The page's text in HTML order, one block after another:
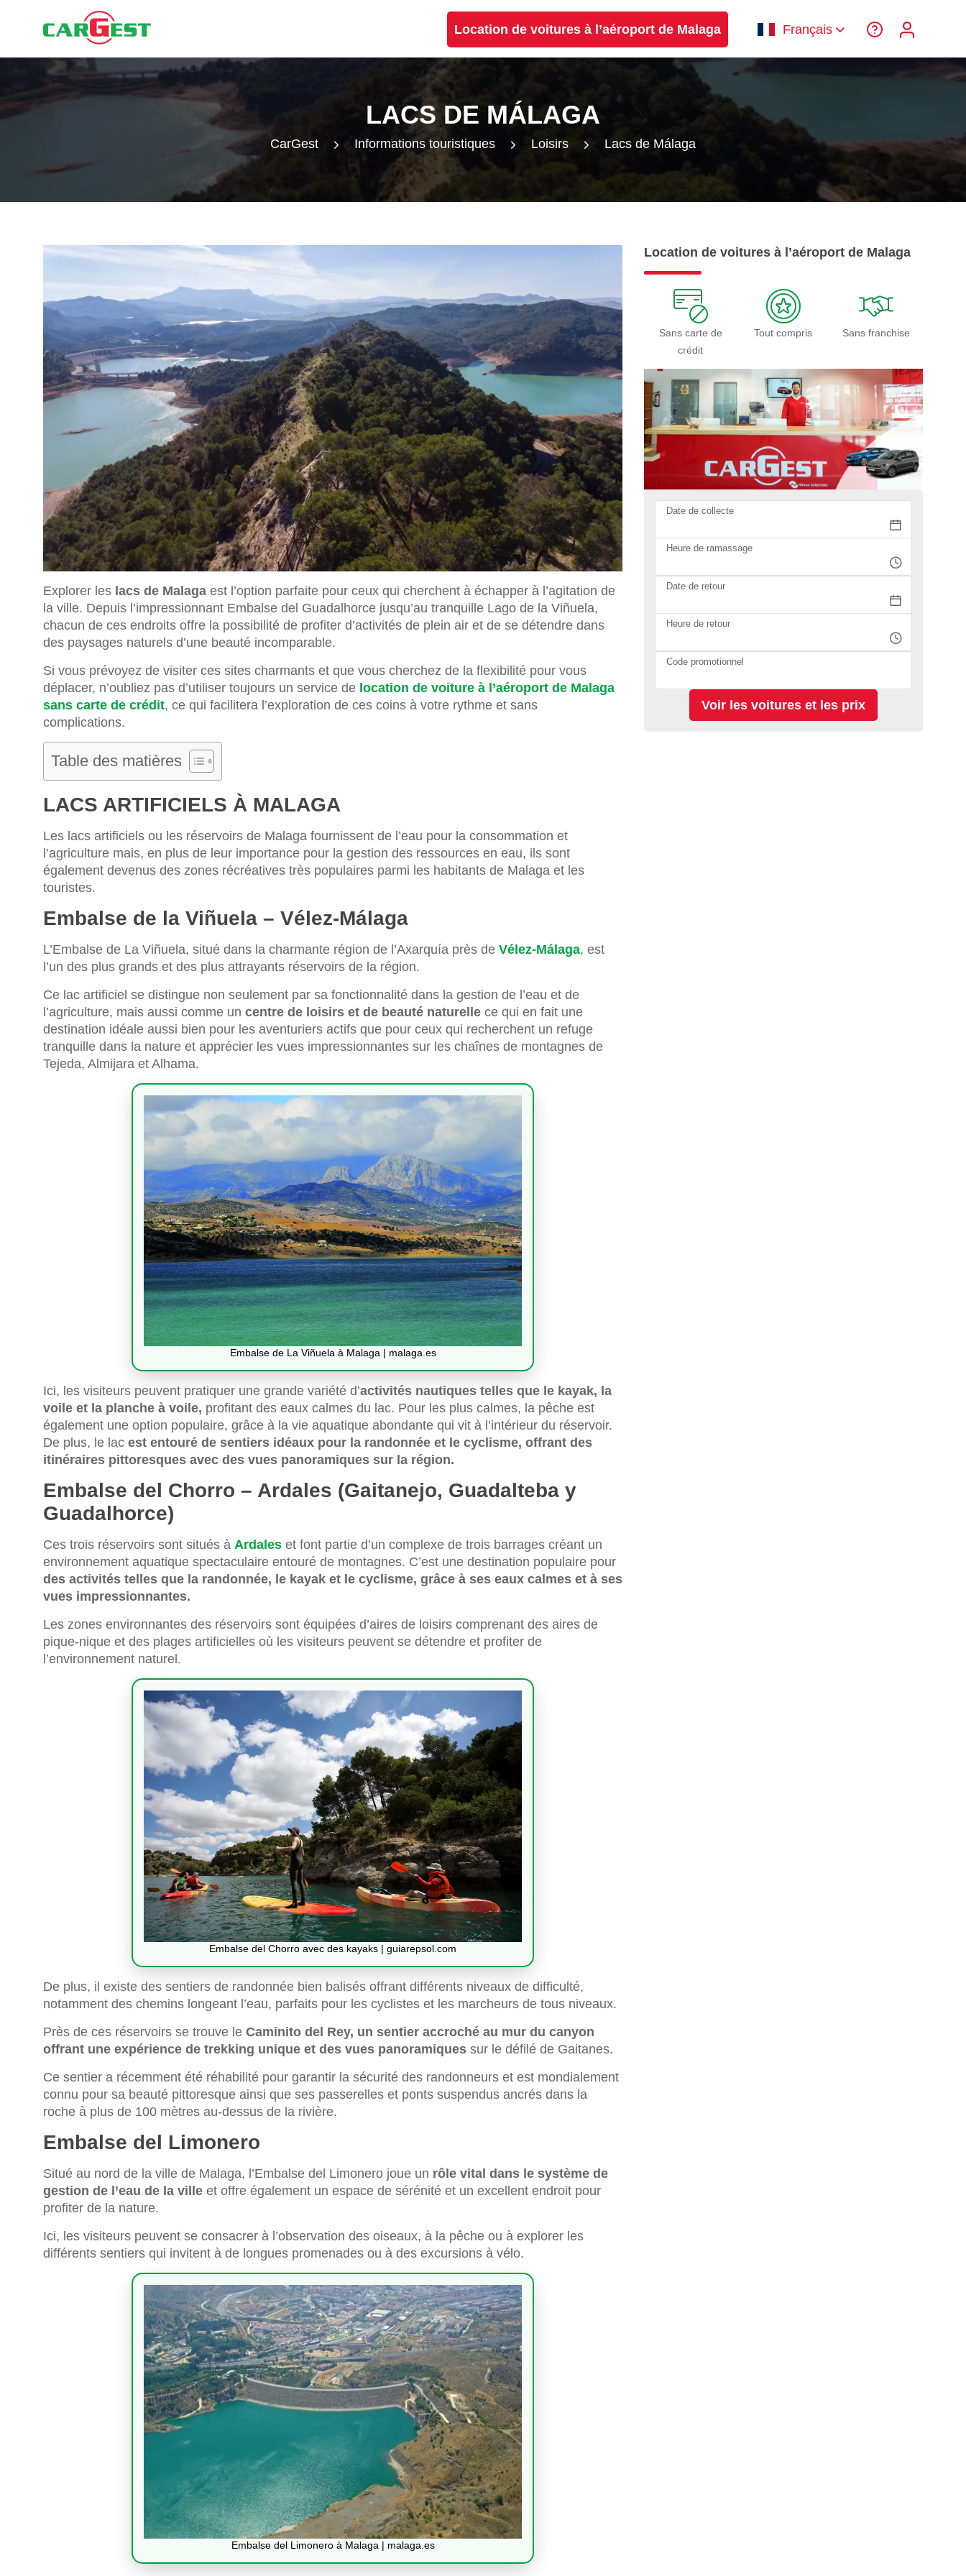
Location de voitures à l’aéroport de Malaga Français
LACS DE MÁLAGA
CarGest Informations touristiques Loisirs Lacs de Málaga
Explorer les lacs de Malaga est l’option parfaite pour ceux qui cherchent à échapper à l’agitation de
la ville. Depuis l’impressionnant Embalse del Guadalhorce jusqu’au tranquille Lago de la Viñuela,
chacun de ces endroits offre la possibilité de profiter d’activités de plein air et de se détendre dans
des paysages naturels d’une beauté incomparable.
Si vous prévoyez de visiter ces sites charmants et que vous cherchez de la flexibilité pour vous
déplacer, n’oubliez pas d’utiliser toujours un service de location de voiture à l’aéroport de Malaga
sans carte de crédit, ce qui facilitera l’exploration de ces coins à votre rythme et sans
complications.
Table des matières
LACS ARTIFICIELS À MALAGA
Les lacs artificiels ou les réservoirs de Malaga fournissent de l’eau pour la consommation et
l’agriculture mais, en plus de leur importance pour la gestion des ressources en eau, ils sont
également devenus des zones récréatives très populaires parmi les habitants de Malaga et les
touristes.
Embalse de la Viñuela – Vélez-Málaga
L’Embalse de La Viñuela, situé dans la charmante région de l’Axarquía près de Vélez-Málaga, est
l’un des plus grands et des plus attrayants réservoirs de la région.
Ce lac artificiel se distingue non seulement par sa fonctionnalité dans la gestion de l’eau et de
l’agriculture, mais aussi comme un centre de loisirs et de beauté naturelle ce qui en fait une
destination idéale aussi bien pour les aventuriers actifs que pour ceux qui recherchent un refuge
tranquille dans la nature et apprécier les vues impressionnantes sur les chaînes de montagnes de
Tejeda, Almijara et Alhama.
Embalse de La Viñuela à Malaga | malaga.es
Ici, les visiteurs peuvent pratiquer une grande variété d’activités nautiques telles que le kayak, la
voile et la planche à voile, profitant des eaux calmes du lac. Pour les plus calmes, la pêche est
également une option populaire, grâce à la vie aquatique abondante qui vit à l’intérieur du réservoir.
De plus, le lac est entouré de sentiers idéaux pour la randonnée et le cyclisme, offrant des
itinéraires pittoresques avec des vues panoramiques sur la région.
Embalse del Chorro – Ardales (Gaitanejo, Guadalteba y
Guadalhorce)
Ces trois réservoirs sont situés à Ardales et font partie d’un complexe de trois barrages créant un
environnement aquatique spectaculaire entouré de montagnes. C’est une destination populaire pour
des activités telles que la randonnée, le kayak et le cyclisme, grâce à ses eaux calmes et à ses
vues impressionnantes.
Les zones environnantes des réservoirs sont équipées d’aires de loisirs comprenant des aires de
pique-nique et des plages artificielles où les visiteurs peuvent se détendre et profiter de
l’environnement naturel.
Embalse del Chorro avec des kayaks | guiarepsol.com
De plus, il existe des sentiers de randonnée bien balisés offrant différents niveaux de difficulté,
notamment des chemins longeant l’eau, parfaits pour les cyclistes et les marcheurs de tous niveaux.
Près de ces réservoirs se trouve le Caminito del Rey, un sentier accroché au mur du canyon
offrant une expérience de trekking unique et des vues panoramiques sur le défilé de Gaitanes.
Ce sentier a récemment été réhabilité pour garantir la sécurité des randonneurs et est mondialement
connu pour sa beauté pittoresque ainsi que ses passerelles et ponts suspendus ancrés dans la
roche à plus de 100 mètres au-dessus de la rivière.
Embalse del Limonero
Situé au nord de la ville de Malaga, l’Embalse del Limonero joue un rôle vital dans le système de
gestion de l’eau de la ville et offre également un espace de sérénité et un excellent endroit pour
profiter de la nature.
Ici, les visiteurs peuvent se consacrer à l’observation des oiseaux, à la pêche ou à explorer les
différents sentiers qui invitent à de longues promenades ou à des excursions à vélo.
Embalse del Limonero à Malaga | malaga.es
Location de voitures à l’aéroport de Malaga
Sans carte de
crédit
Tout compris Sans franchise
Date de collecte
Heure de ramassage
Date de retour
Heure de retour
Code promotionnel